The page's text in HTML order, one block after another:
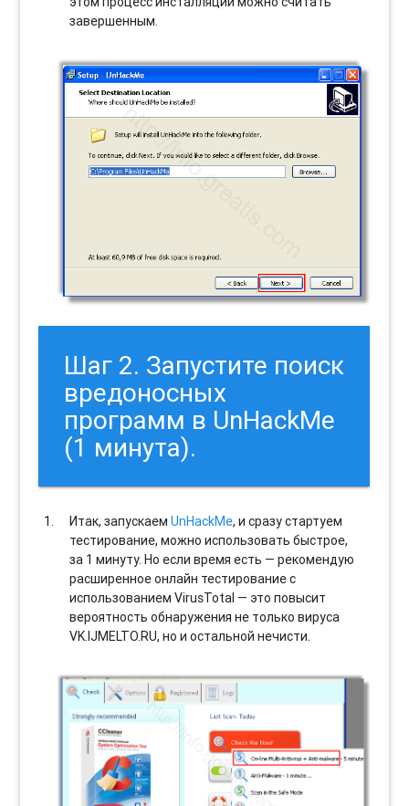
завершенным.
Шаг 2. Запустите поиск
вредоносных
программ в UnHackMe
(1 минута).
Итак, запускаемUnHackMe, и сразу стартуем
тестирование, можно использовать быстрое,
за 1 минуту. Но если время есть — рекомендую
расширенное онлайн тестирование с
использованием VirusTotal — это повысит
вероятность обнаружения не только вируса
VK.IJMELTO.RU, но и остальной нечисти.